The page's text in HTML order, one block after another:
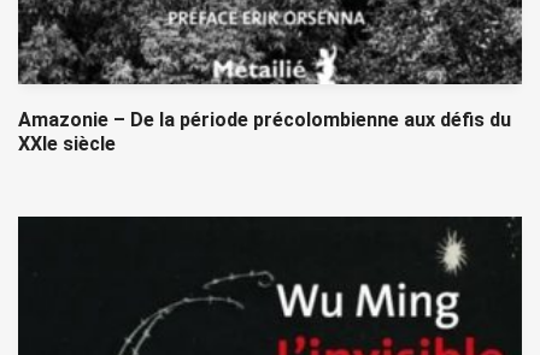
Amazonie – De la période précolombienne aux défis du
XXIe siècle